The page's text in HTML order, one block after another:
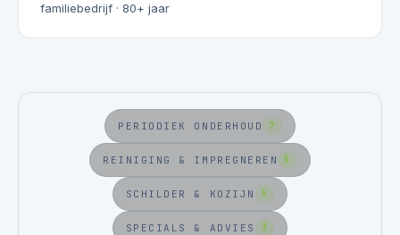
familiebedrijf · 80+ jaar
PERIODIEK ONDERHOUD 7
REINIGING & IMPREGNEREN 5
SCHILDER & KOZIJN 5
SPECIALS & ADVIES 3